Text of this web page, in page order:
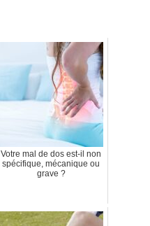
Votre mal de dos est-il non
spécifique, mécanique ou
grave ?